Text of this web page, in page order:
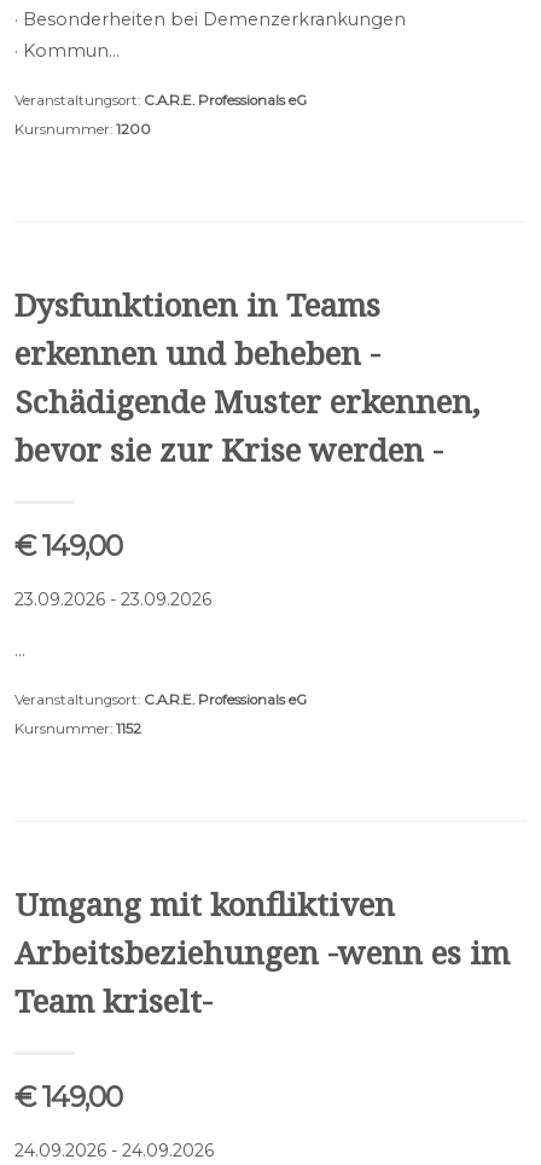
· Besonderheiten bei Demenzerkrankungen
· Kommun…
Veranstaltungsort: C.A.R.E. Professionals eG
Kursnummer: 1200
Dysfunktionen in Teams
erkennen und beheben -
Schädigende Muster erkennen,
bevor sie zur Krise werden -
€ 149,00
23.09.2026 - 23.09.2026
…
Veranstaltungsort: C.A.R.E. Professionals eG
Kursnummer: 1152
Umgang mit konfliktiven
Arbeitsbeziehungen -wenn es im
Team kriselt-
€ 149,00
24.09.2026 - 24.09.2026